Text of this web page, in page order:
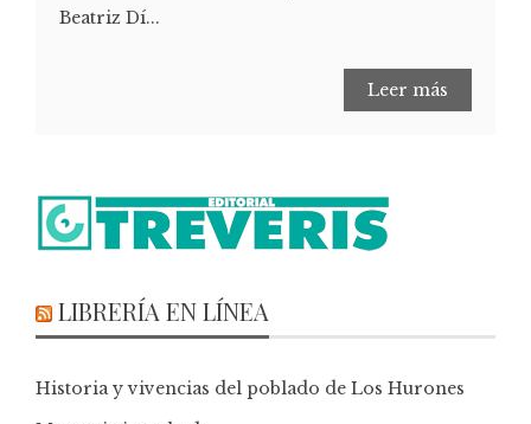
Beatriz Dí...
Leer más
LIBRERÍA EN LÍNEA
Historia y vivencias del poblado de Los Hurones